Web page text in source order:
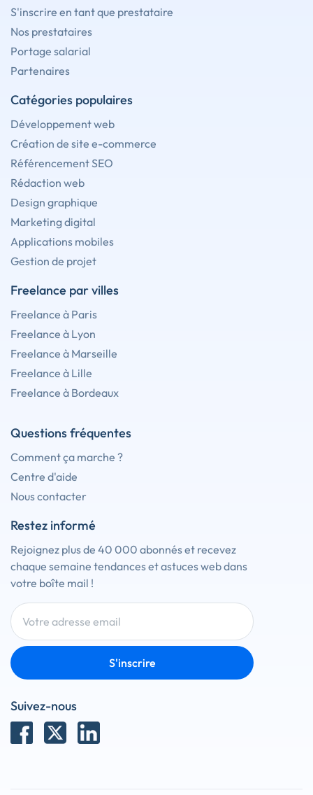
S'inscrire en tant que prestataire
Nos prestataires
Portage salarial
Partenaires
Catégories populaires
Développement web
Création de site e-commerce
Référencement SEO
Rédaction web
Design graphique
Marketing digital
Applications mobiles
Gestion de projet
Freelance par villes
Freelance à Paris
Freelance à Lyon
Freelance à Marseille
Freelance à Lille
Freelance à Bordeaux
Questions fréquentes
Comment ça marche ?
Centre d'aide
Nous contacter
Restez informé
Rejoignez plus de 40 000 abonnés et recevez
chaque semaine tendances et astuces web dans
votre boîte mail !
S'inscrire
Suivez-nous